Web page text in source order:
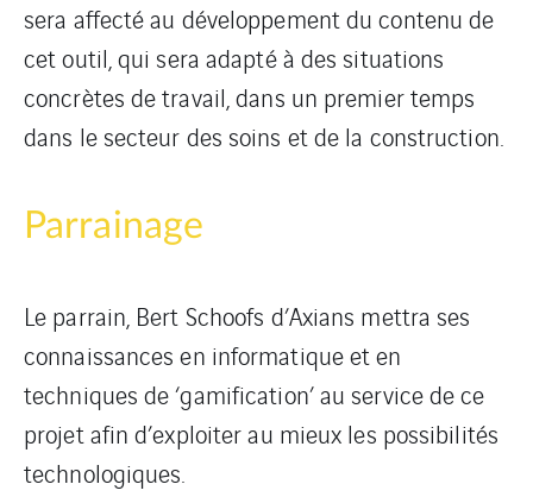
sera affecté au développement du contenu de
cet outil, qui sera adapté à des situations
concrètes de travail, dans un premier temps
dans le secteur des soins et de la construction.
Parrainage
Le parrain, Bert Schoofs d’Axians mettra ses
connaissances en informatique et en
techniques de ‘gamification’ au service de ce
projet afin d’exploiter au mieux les possibilités
technologiques.